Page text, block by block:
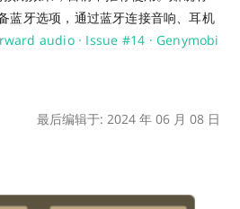
蓝牙选项，通过蓝牙连接音响、耳机
audio · Issue #14 · Genymobi
最后编辑于: 2024 年 06 月 08 日